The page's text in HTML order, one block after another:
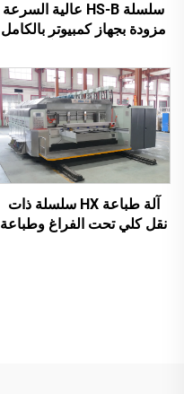
سلسلة HS-B عالية السرعة
مزودة بجهاز كمبيوتر بالكامل
تلقائية
آلة طباعة HX سلسلة ذات
نقل كلي تحت الفراغ وطباعة